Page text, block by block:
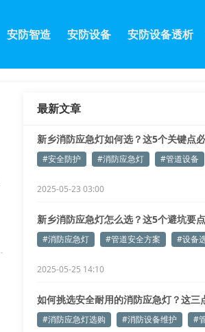
安防智造 安防设备 安防设备透析
最新文章
新乡消防应急灯如何选？这5个关键点
#安全防护 #消防应急灯 #管道设备
2025-05-23 03:00
新乡消防应急灯怎么选？这5个避坑要
#消防应急灯 #管道安全方案 #设备
2025-05-25 14:10
如何挑选安全耐用的消防应急灯？这三
略！
#消防应急灯选购 #消防设备维护 #